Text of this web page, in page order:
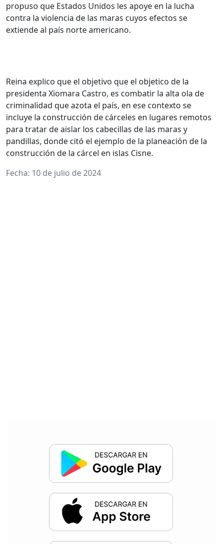
propuso que Estados Unidos les apoye en la lucha
contra la violencia de las maras cuyos efectos se
extiende al país norte americano.
Reina explico que el objetivo que el objetico de la
presidenta Xiomara Castro, es combatir la alta ola de
criminalidad que azota el país, en ese contexto se
incluye la construcción de cárceles en lugares remotos
para tratar de aislar los cabecillas de las maras y
pandillas, donde citó el ejemplo de la planeación de la
construcción de la cárcel en islas Cisne.
Fecha: 10 de julio de 2024